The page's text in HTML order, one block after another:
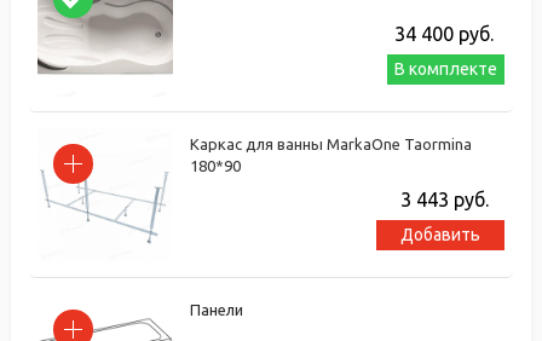
34 400 руб.
В комплекте
Каркас для ванны MarkaOne Taormina
180*90
3 443 руб.
Добавить
Панели